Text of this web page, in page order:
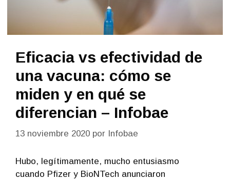
Eficacia vs efectividad de
una vacuna: cómo se
miden y en qué se
diferencian – Infobae
13 noviembre 2020 por Infobae
Hubo, legítimamente, mucho entusiasmo
cuando Pfizer y BioNTech anunciaron